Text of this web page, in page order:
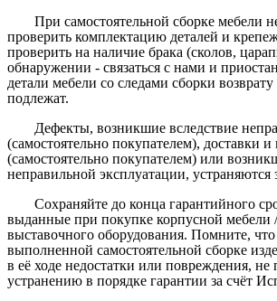
При самостоятельной сборке мебели
проверить комплектацию деталей и
проверить на наличие брака (сколов,
обнаружении - связаться с нами и
детали мебели со следами сборки
подлежат.
Дефекты, возникшие вследствие
(самостоятельно покупателем), доставки и
(самостоятельно покупателем) или
неправильной эксплуатации, устраняются
Сохраняйте до конца гарантийного
выданные при покупке корпусной мебели
выставочного оборудования. Помните,
выполненной самостоятельной сборке
в её ходе недостатки или повреждения, не
устранению в порядке гарантии за счёт